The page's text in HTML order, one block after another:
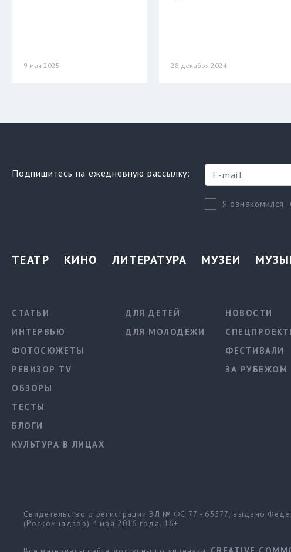
9 мая 2025 28 декабря 2024
Подпишитесь на ежедневную рассылку:
Я ознакомился
ТЕАТР КИНО ЛИТЕРАТУРА МУЗЕИ
СТАТЬИ
ИНТЕРВЬЮ
ФОТОСЮЖЕТЫ
РЕВИЗОР TV
ОБЗОРЫ
ТЕСТЫ
БЛОГИ
КУЛЬТУРА В ЛИЦАХ
ДЛЯ ДЕТЕЙ
ДЛЯ МОЛОДЕЖИ
НОВОСТИ
ФЕСТИВАЛИ
ЗА РУБЕЖОМ
Свидетельство о регистрации ЭЛ № ФС 77 - 65577, выдано
(Роскомнадзор) 4 мая 2016 года. 16+